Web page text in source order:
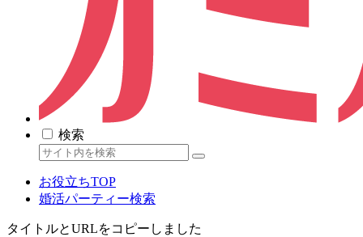
検索
お役立ちTOP
婚活パーティー検索
タイトルとURLをコピーしました